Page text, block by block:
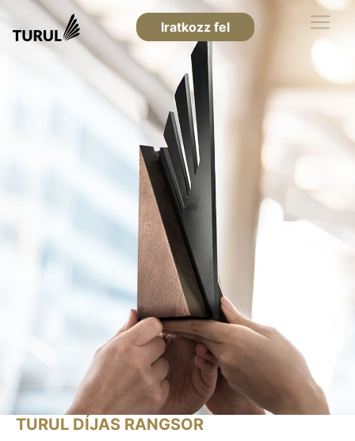
Iratkozz fel
TURUL DÍJAS RANGSOR